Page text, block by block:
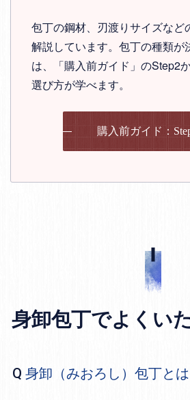
包丁の鋼材、刃渡りサイズなど
解説しています。包丁の種類が
は、「購入前ガイド」のStep2
選び方が学べます。
購入前ガイド：
身卸包丁でよくい
身卸（みおろし）包丁とは